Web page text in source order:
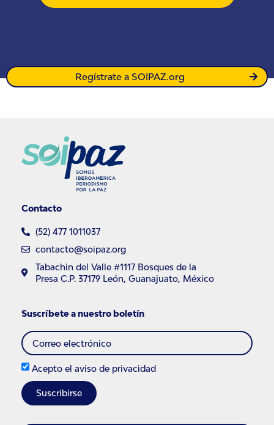
Regístrate a SOIPAZ.org
Contacto
(52) 477 1011037
contacto@soipaz.org
Tabachin del Valle #1117 Bosques de la
Presa C.P. 37179 León, Guanajuato, México
Suscríbete a nuestro boletín
Acepto el aviso de privacidad
Suscribirse